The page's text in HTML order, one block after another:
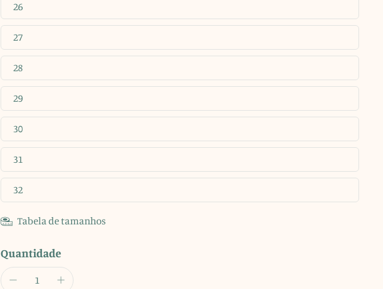
26
27
28
29
30
31
32
Tabela de tamanhos
Quantidade